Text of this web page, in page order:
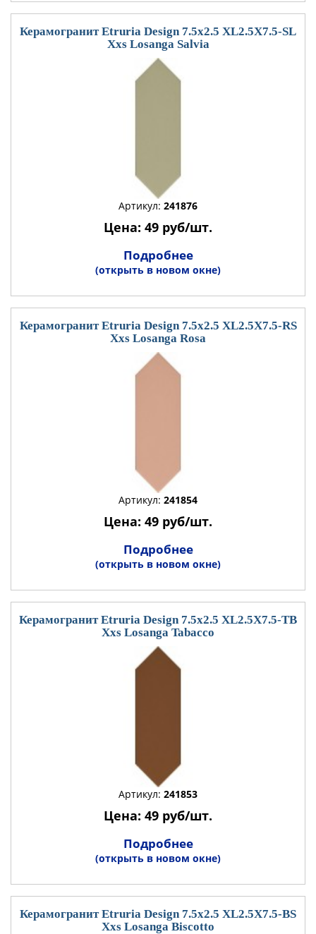
Керамогранит Etruria Design 7.5x2.5 XL2.5X7.5-SL
Xxs Losanga Salvia
Артикул: 241876
Цена: 49 руб/шт.
Подробнее
(открыть в новом окне)
Керамогранит Etruria Design 7.5x2.5 XL2.5X7.5-RS
Xxs Losanga Rosa
Артикул: 241854
Цена: 49 руб/шт.
Подробнее
(открыть в новом окне)
Керамогранит Etruria Design 7.5x2.5 XL2.5X7.5-TB
Xxs Losanga Tabacco
Артикул: 241853
Цена: 49 руб/шт.
Подробнее
(открыть в новом окне)
Керамогранит Etruria Design 7.5x2.5 XL2.5X7.5-BS
Xxs Losanga Biscotto